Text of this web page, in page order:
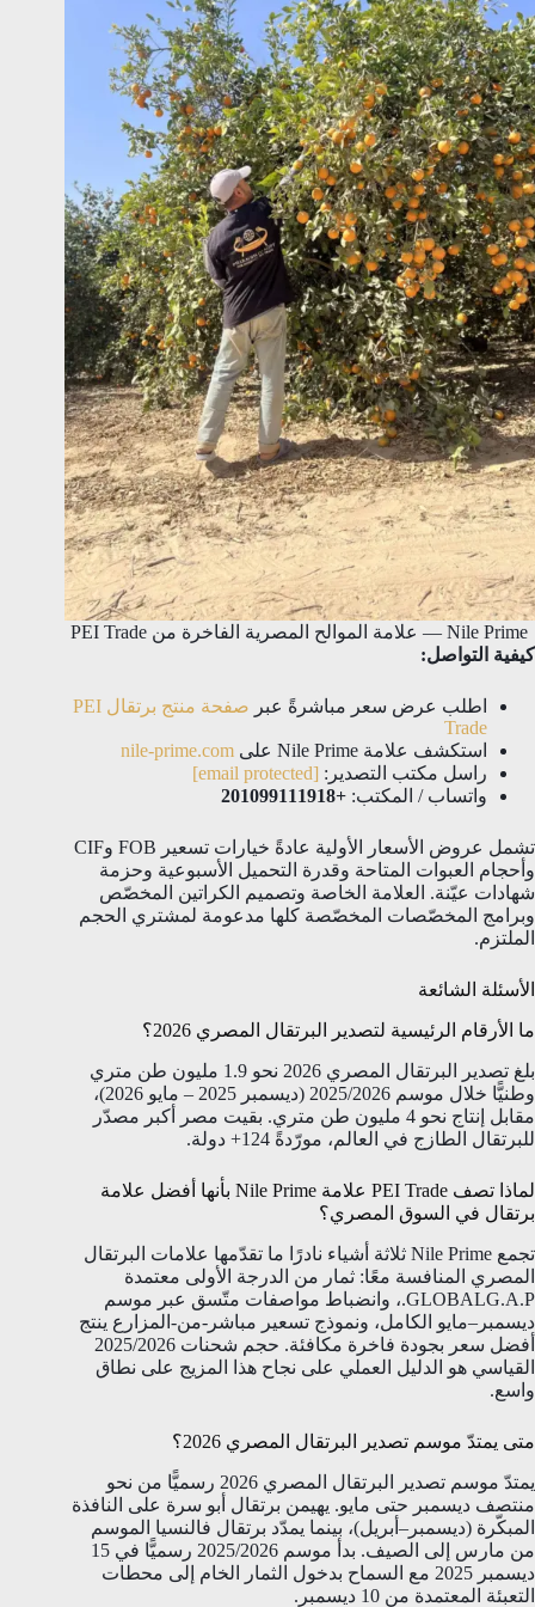
Nile Prime — علامة الموالح المصرية الفاخرة من PEI Trade
كيفية التواصل:
اطلب عرض سعر مباشرةً عبر
صفحة منتج برتقال PEI
Trade
استكشف علامة Nile Prime على
nile-prime.com
راسل مكتب التصدير: [email protected]
واتساب / المكتب: +201099111918
تشمل عروض الأسعار الأولية عادةً خيارات تسعير FOB وCIF
وأحجام العبوات المتاحة وقدرة التحميل الأسبوعية وحزمة
شهادات عيّنة. العلامة الخاصة وتصميم الكراتين المخصّص
وبرامج المخصّصات المخصّصة كلها مدعومة لمشتري الحجم
الملتزم.
الأسئلة الشائعة
ما الأرقام الرئيسية لتصدير البرتقال المصري 2026؟
بلغ تصدير البرتقال المصري 2026 نحو 1.9 مليون طن متري
وطنيًّا خلال موسم 2025/2026 (ديسمبر 2025 – مايو 2026)،
مقابل إنتاج نحو 4 مليون طن متري. بقيت مصر أكبر مصدّر
للبرتقال الطازج في العالم، مورّدةً 124+ دولة.
لماذا تصف PEI Trade علامة Nile Prime بأنها أفضل علامة
برتقال في السوق المصري؟
تجمع Nile Prime ثلاثة أشياء نادرًا ما تقدّمها علامات البرتقال
المصري المنافسة معًا: ثمار من الدرجة الأولى معتمدة
GLOBALG.A.P.، وانضباط مواصفات متّسق عبر موسم
ديسمبر–مايو الكامل، ونموذج تسعير مباشر-من-المزارع ينتج
أفضل سعر بجودة فاخرة مكافئة. حجم شحنات 2025/2026
القياسي هو الدليل العملي على نجاح هذا المزيج على نطاق
واسع.
متى يمتدّ موسم تصدير البرتقال المصري 2026؟
يمتدّ موسم تصدير البرتقال المصري 2026 رسميًّا من نحو
منتصف ديسمبر حتى مايو. يهيمن برتقال أبو سرة على النافذة
المبكّرة (ديسمبر–أبريل)، بينما يمدّد برتقال فالنسيا الموسم
من مارس إلى الصيف. بدأ موسم 2025/2026 رسميًّا في 15
ديسمبر 2025 مع السماح بدخول الثمار الخام إلى محطات
التعبئة المعتمدة من 10 ديسمبر.